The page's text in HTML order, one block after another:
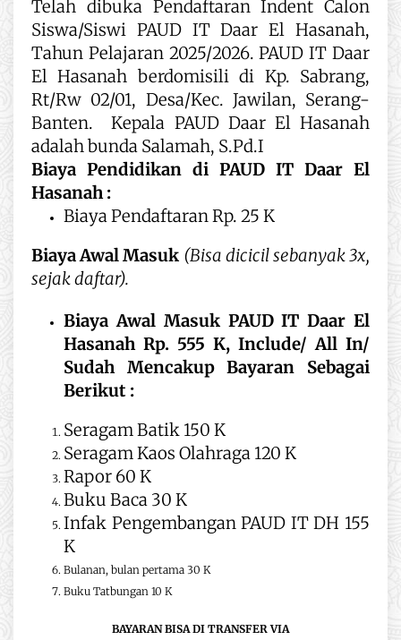
Telah dibuka Pendaftaran Indent Calon
Siswa/Siswi PAUD IT Daar El Hasanah,
Tahun Pelajaran 2025/2026. PAUD IT Daar
El Hasanah berdomisili di Kp. Sabrang,
Rt/Rw 02/01, Desa/Kec. Jawilan, Serang-
Banten. Kepala PAUD Daar El Hasanah
adalah bunda Salamah, S.Pd.I
Biaya Pendidikan di PAUD IT Daar El
Hasanah :
Biaya Pendaftaran Rp. 25 K
Biaya Awal Masuk (Bisa dicicil sebanyak 3x,
sejak daftar).
Biaya Awal Masuk PAUD IT Daar El
Hasanah Rp. 555 K, Include/ All In/
Sudah Mencakup Bayaran Sebagai
Berikut :
Seragam Batik 150 K
Seragam Kaos Olahraga 120 K
Rapor 60 K
Buku Baca 30 K
Infak Pengembangan PAUD IT DH 155
K
Bulanan, bulan pertama 30 K
Buku Tatbungan 10 K
BAYARAN BISA DI TRANSFER VIA